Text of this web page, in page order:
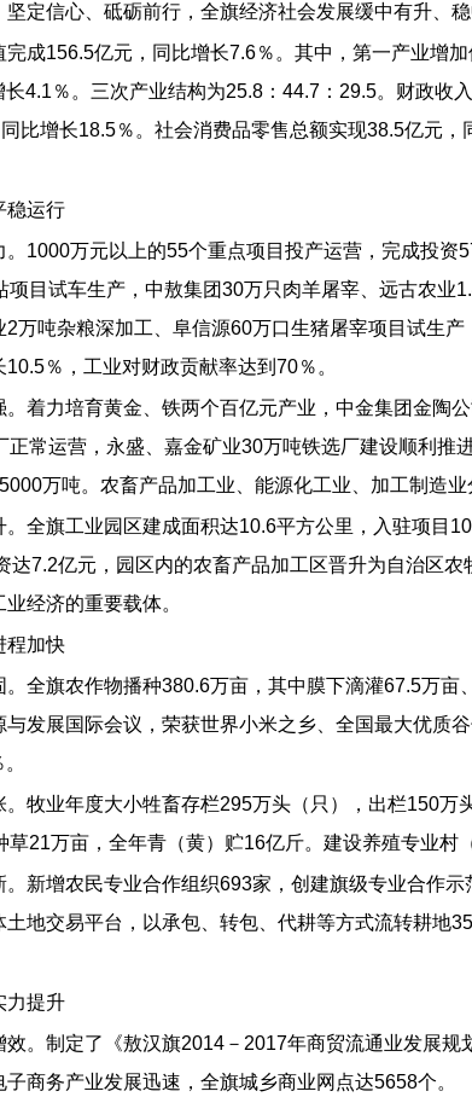
定信心、砥砺前行，全旗经济社会发展缓中有升、稳
完成156.5亿元，同比增长7.6％。其中，第一产业增
4.1％。三次产业结构为25.8：44.7：29.5。财政
比增长18.5％。社会消费品零售总额实现38.5亿元
稳运行
。1000万元以上的55个重点项目投产运营，完成投
项目试车生产，中敖集团30万只肉羊屠宰、远古农
万吨杂粮深加工、阜信源60万口生猪屠宰项目试生
％，工业对财政贡献率达到70％。
。着力培育黄金、铁两个百亿元产业，中金集团金陶
正常运营，永盛、嘉金矿业30万吨铁选厂建设顺利
万吨。农畜产品加工业、能源化工业、加工制造
。全旗工业园区建成面积达10.6平方公里，入驻项目
达7.2亿元，园区内的农畜产品加工区晋升为自治区
经济的重要载体。
程加快
。全旗农作物播种380.6万亩，其中膜下滴灌67.5万
发展国际会议，荣获世界小米之乡、全国最大优质
。牧业年度大小牲畜存栏295万头（只），出栏150
草21万亩，全年青（黄）贮16亿斤。建设养殖专业
。新增农民专业合作组织693家，创建旗级专业合作
地交易平台，以承包、转包、代耕等方式流转耕地
力提升
效。制定了《敖汉旗2014－2017年商贸流通业发展
商务产业发展迅速，全旗城乡商业网点达5658个。